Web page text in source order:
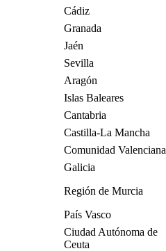
Cádiz
Granada
Jaén
Sevilla
Aragón
Islas Baleares
Cantabria
Castilla-La Mancha
Comunidad Valenciana
Galicia
Región de Murcia
País Vasco
Ciudad Autónoma de
Ceuta